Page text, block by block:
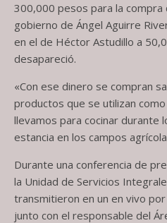
300,000 pesos para la compra
gobierno de Ángel Aguirre
en el de Héctor Astudillo a
desapareció.
«Con ese dinero se compran
productos que se utilizan
llevamos para cocinar durante
estancia en los campos
Durante una conferencia de
la Unidad de Servicios
transmitieron en un en vivo
junto con el responsable del